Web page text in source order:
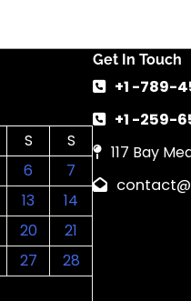
S
S
6
7
13
14
20
21
27
28
Get In Touch
+1 -789-
+1 -259-
117 Bay